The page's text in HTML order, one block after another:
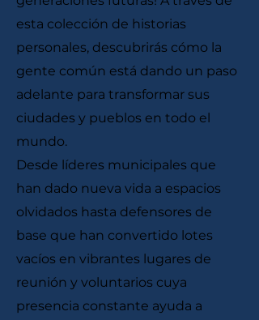
esta colección de historias
personales, descubrirás cómo la
gente común está dando un paso
adelante para transformar sus
ciudades y pueblos en todo el
mundo.
Desde líderes municipales que
han dado nueva vida a espacios
olvidados hasta defensores de
base que han convertido lotes
vacíos en vibrantes lugares de
reunión y voluntarios cuya
presencia constante ayuda a